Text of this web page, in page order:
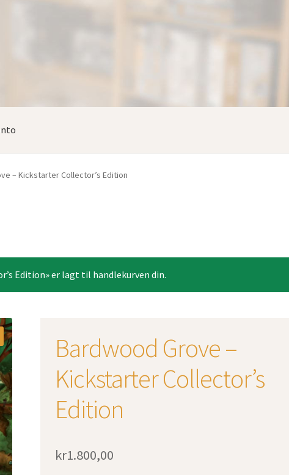
– Kickstarter Collector’s Edition
Edition» er lagt til handlekurven din.
Bardwood Grove –
Kickstarter Collector’s
Edition
kr1.800,00